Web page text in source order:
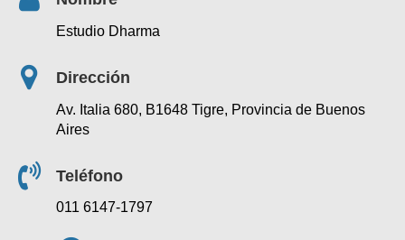
Estudio Dharma
Dirección
Av. Italia 680, B1648 Tigre, Provincia de Buenos
Aires
Teléfono
011 6147-1797